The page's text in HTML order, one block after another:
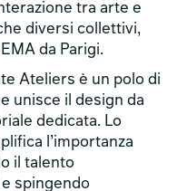
tra arte e
diversi collettivi,
da Parigi.
Ateliers è un polo di
unisce il design da
dedicata. Lo
l’importanza
il talento
spingendo